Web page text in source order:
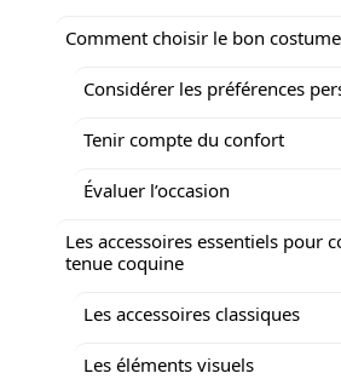
Comment choisir le bon
Considérer les préférences
Tenir compte du confort
Évaluer l’occasion
Les accessoires essentiels pour
tenue coquine
Les accessoires classiques
Les éléments visuels